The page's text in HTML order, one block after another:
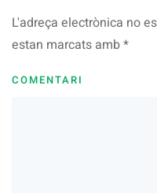
L'adreça electrònica no
estan marcats amb*
COMENTARI